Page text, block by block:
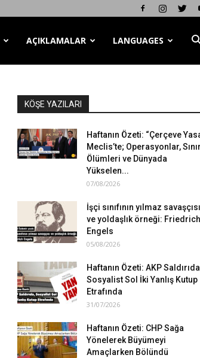
AÇIKLAMALAR LANGUAGES
KÖŞE YAZILARI
Haftanın Özeti: “Çerçeve
Meclis’te; Operasyonlar, Sınır
Ölümleri ve Dünyada
Yükselen...
07/08/2026
İşçi sınıfının yılmaz savaşçısı
ve yoldaşlık örneği: Friedrich
Engels
05/08/2026
Haftanın Özeti: AKP
Sosyalist Sol İki Yanlış Kutup
Etrafında
31/07/2026
Haftanın Özeti: CHP Sağa
Yönelerek Büyümeyi
Amaçlarken Bölündü